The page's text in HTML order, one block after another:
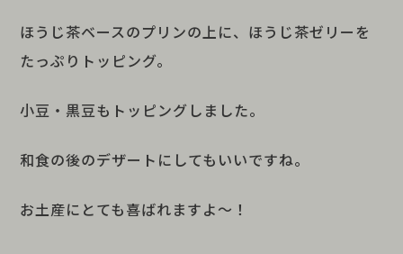
ほうじ茶ベースのプリンの上に、ほうじ茶ゼリーを
たっぷりトッピング。
小豆・黒豆もトッピングしました。
和食の後のデザートにしてもいいですね。
お土産にとても喜ばれますよ～！